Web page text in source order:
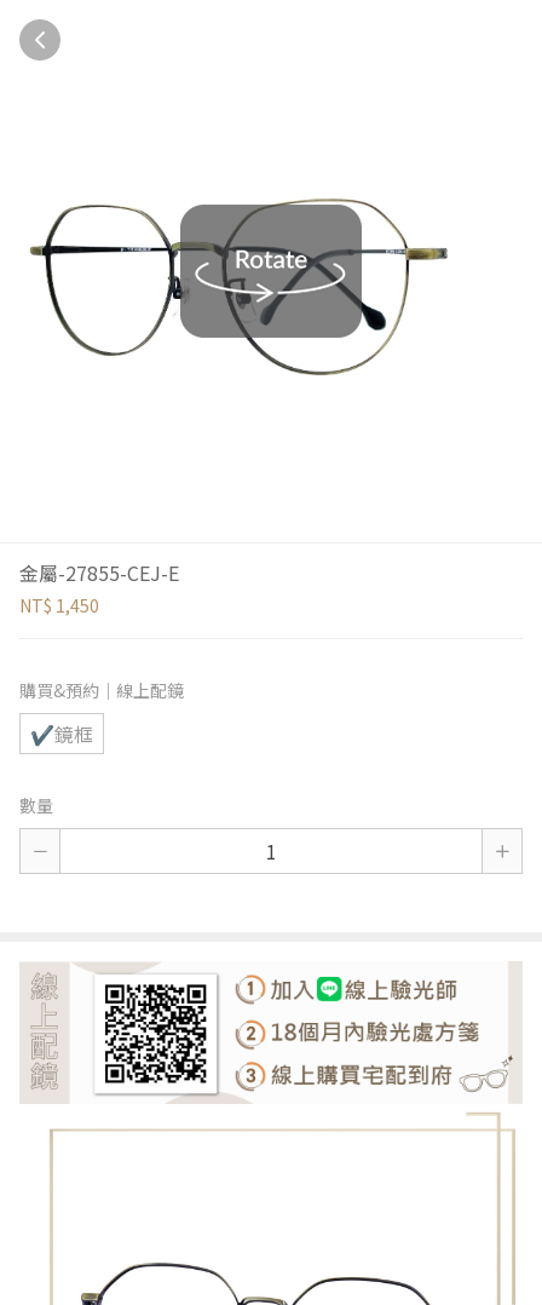
金屬-27855-CEJ-E
NT$ 1,450
購買&預約｜線上配鏡
✔鏡框
數量